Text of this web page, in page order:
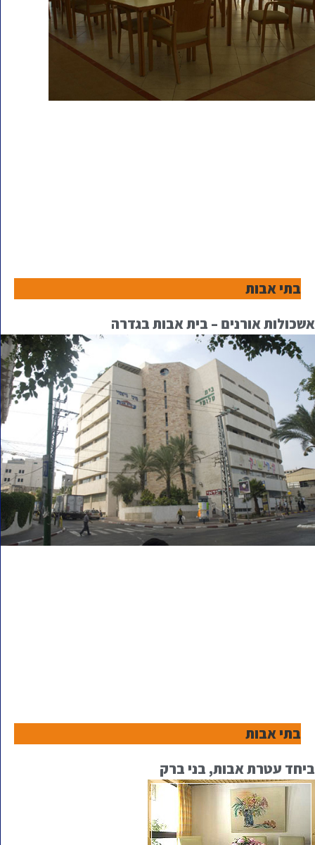
בתי אבות
אשכולות אורנים – בית אבות בגדרה
בתי אבות
ביחד עטרת אבות, בני ברק